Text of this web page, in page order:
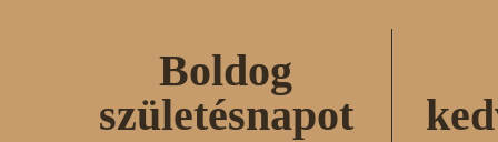
Boldog
születésnapot